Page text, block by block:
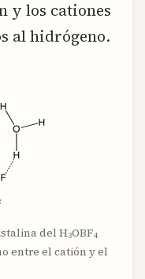
y los cationes
al hidrógeno.
del H3OBF4
entre el catión y el